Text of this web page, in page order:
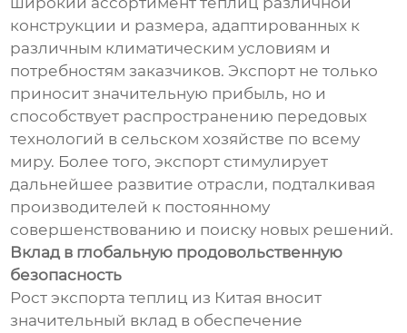
конструкции и размера, адаптированных к
различным климатическим условиям и
потребностям заказчиков. Экспорт не только
приносит значительную прибыль, но и
способствует распространению передовых
технологий в сельском хозяйстве по всему
миру. Более того, экспорт стимулирует
дальнейшее развитие отрасли, подталкивая
производителей к постоянному
совершенствованию и поиску новых решений.
Вклад в глобальную продовольственную
безопасность
Рост экспорта теплиц из Китая вносит
значительный вклад в обеспечение